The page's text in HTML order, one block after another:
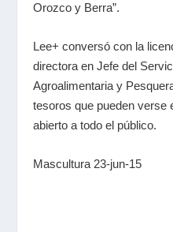
Orozco y Berra”.
Lee+ conversó con la
directora en Jefe del
Agroalimentaria y
tesoros que pueden verse
abierto a todo el público.
Mascultura 23-jun-15